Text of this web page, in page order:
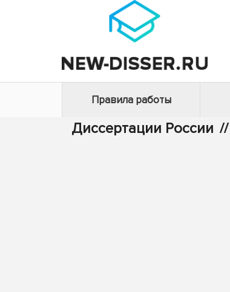
Правила работы
Диссертации России //